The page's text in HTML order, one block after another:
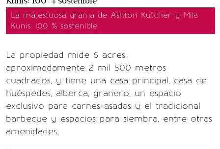
La majestuosa granja de Ashton Kutcher y Mila
Kunis: 100 % sostenible
La propiedad mide 6 acres,
aproximadamente 2 mil 500 metros
cuadrados, y tiene una casa principal, casa de
huéspedes, alberca, granero, un espacio
exclusivo para carnes asadas y el tradicional
barbecue y espacios para siembra, entre otras
amenidades.